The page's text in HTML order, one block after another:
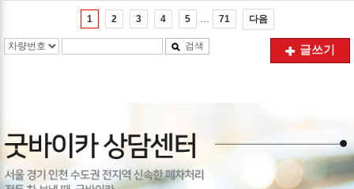
1 2 3 4 5 71 다음
검색 글쓰기